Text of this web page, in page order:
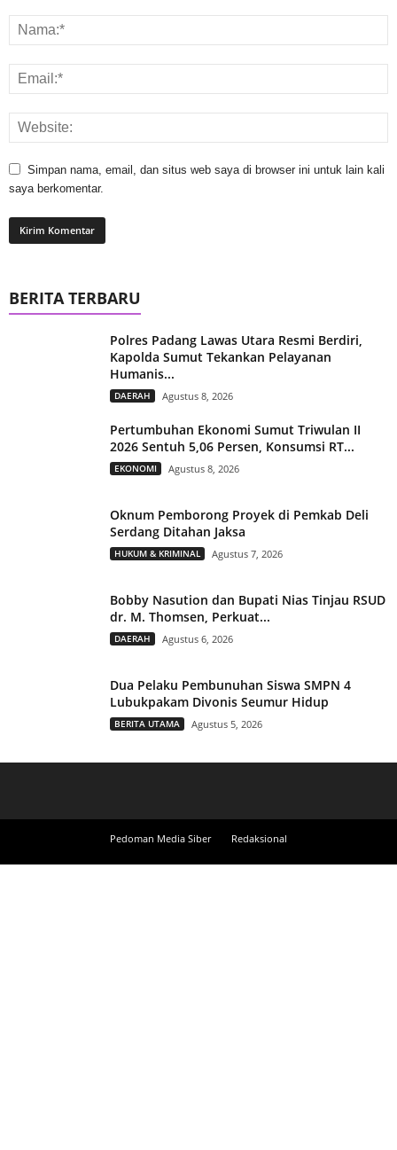
Simpan nama, email, dan situs web saya di browser ini untuk lain kali
saya berkomentar.
BERITA TERBARU
Polres Padang Lawas Utara Resmi Berdiri,
Kapolda Sumut Tekankan Pelayanan
Humanis...
DAERAH Agustus 8, 2026
Pertumbuhan Ekonomi Sumut Triwulan II
2026 Sentuh 5,06 Persen, Konsumsi RT...
EKONOMI Agustus 8, 2026
Oknum Pemborong Proyek di Pemkab Deli
Serdang Ditahan Jaksa
HUKUM & KRIMINAL Agustus 7, 2026
Bobby Nasution dan Bupati Nias Tinjau RSUD
dr. M. Thomsen, Perkuat...
DAERAH Agustus 6, 2026
Dua Pelaku Pembunuhan Siswa SMPN 4
Lubukpakam Divonis Seumur Hidup
BERITA UTAMA Agustus 5, 2026
Pedoman Media Siber Redaksional